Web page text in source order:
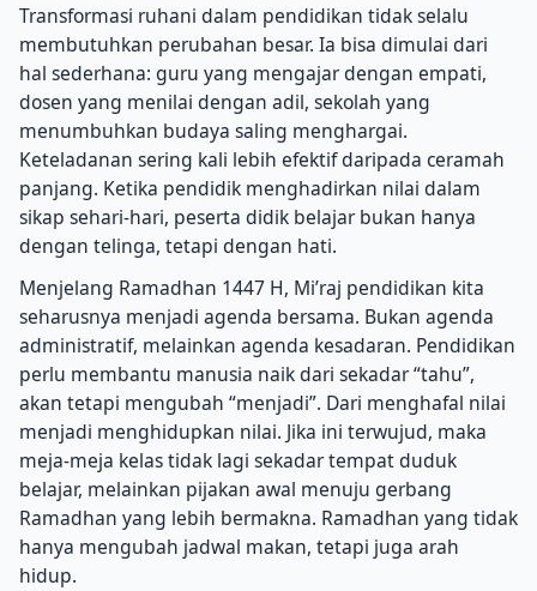
Transformasi ruhani dalam pendidikan tidak selalu
membutuhkan perubahan besar. Ia bisa dimulai dari
hal sederhana: guru yang mengajar dengan empati,
dosen yang menilai dengan adil, sekolah yang
menumbuhkan budaya saling menghargai.
Keteladanan sering kali lebih efektif daripada ceramah
panjang. Ketika pendidik menghadirkan nilai dalam
sikap sehari-hari, peserta didik belajar bukan hanya
dengan telinga, tetapi dengan hati.
Menjelang Ramadhan 1447 H, Mi’raj pendidikan kita
seharusnya menjadi agenda bersama. Bukan agenda
administratif, melainkan agenda kesadaran. Pendidikan
perlu membantu manusia naik dari sekadar “tahu”,
akan tetapi mengubah “menjadi”. Dari menghafal nilai
menjadi menghidupkan nilai. Jika ini terwujud, maka
meja-meja kelas tidak lagi sekadar tempat duduk
belajar, melainkan pijakan awal menuju gerbang
Ramadhan yang lebih bermakna. Ramadhan yang tidak
hanya mengubah jadwal makan, tetapi juga arah
hidup.